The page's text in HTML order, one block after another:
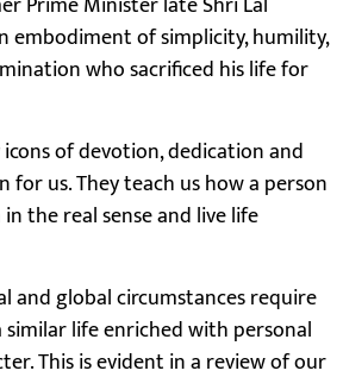
embodiment of simplicity, humility,
who sacrificed his life for
of devotion, dedication and
us. They teach us how a person
the real sense and live life
and global circumstances require
similar life enriched with personal
This is evident in a review of our